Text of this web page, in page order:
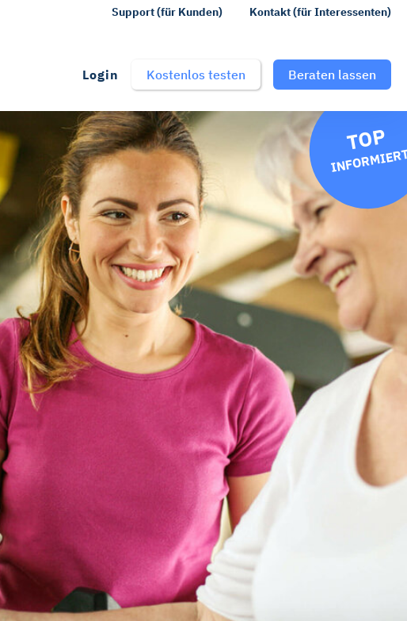
Support (für Kunden) Kontakt (für Interessenten)
Login Kostenlos testen Beraten lassen
TOP